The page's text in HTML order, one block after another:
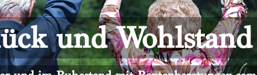
und Wohlstand